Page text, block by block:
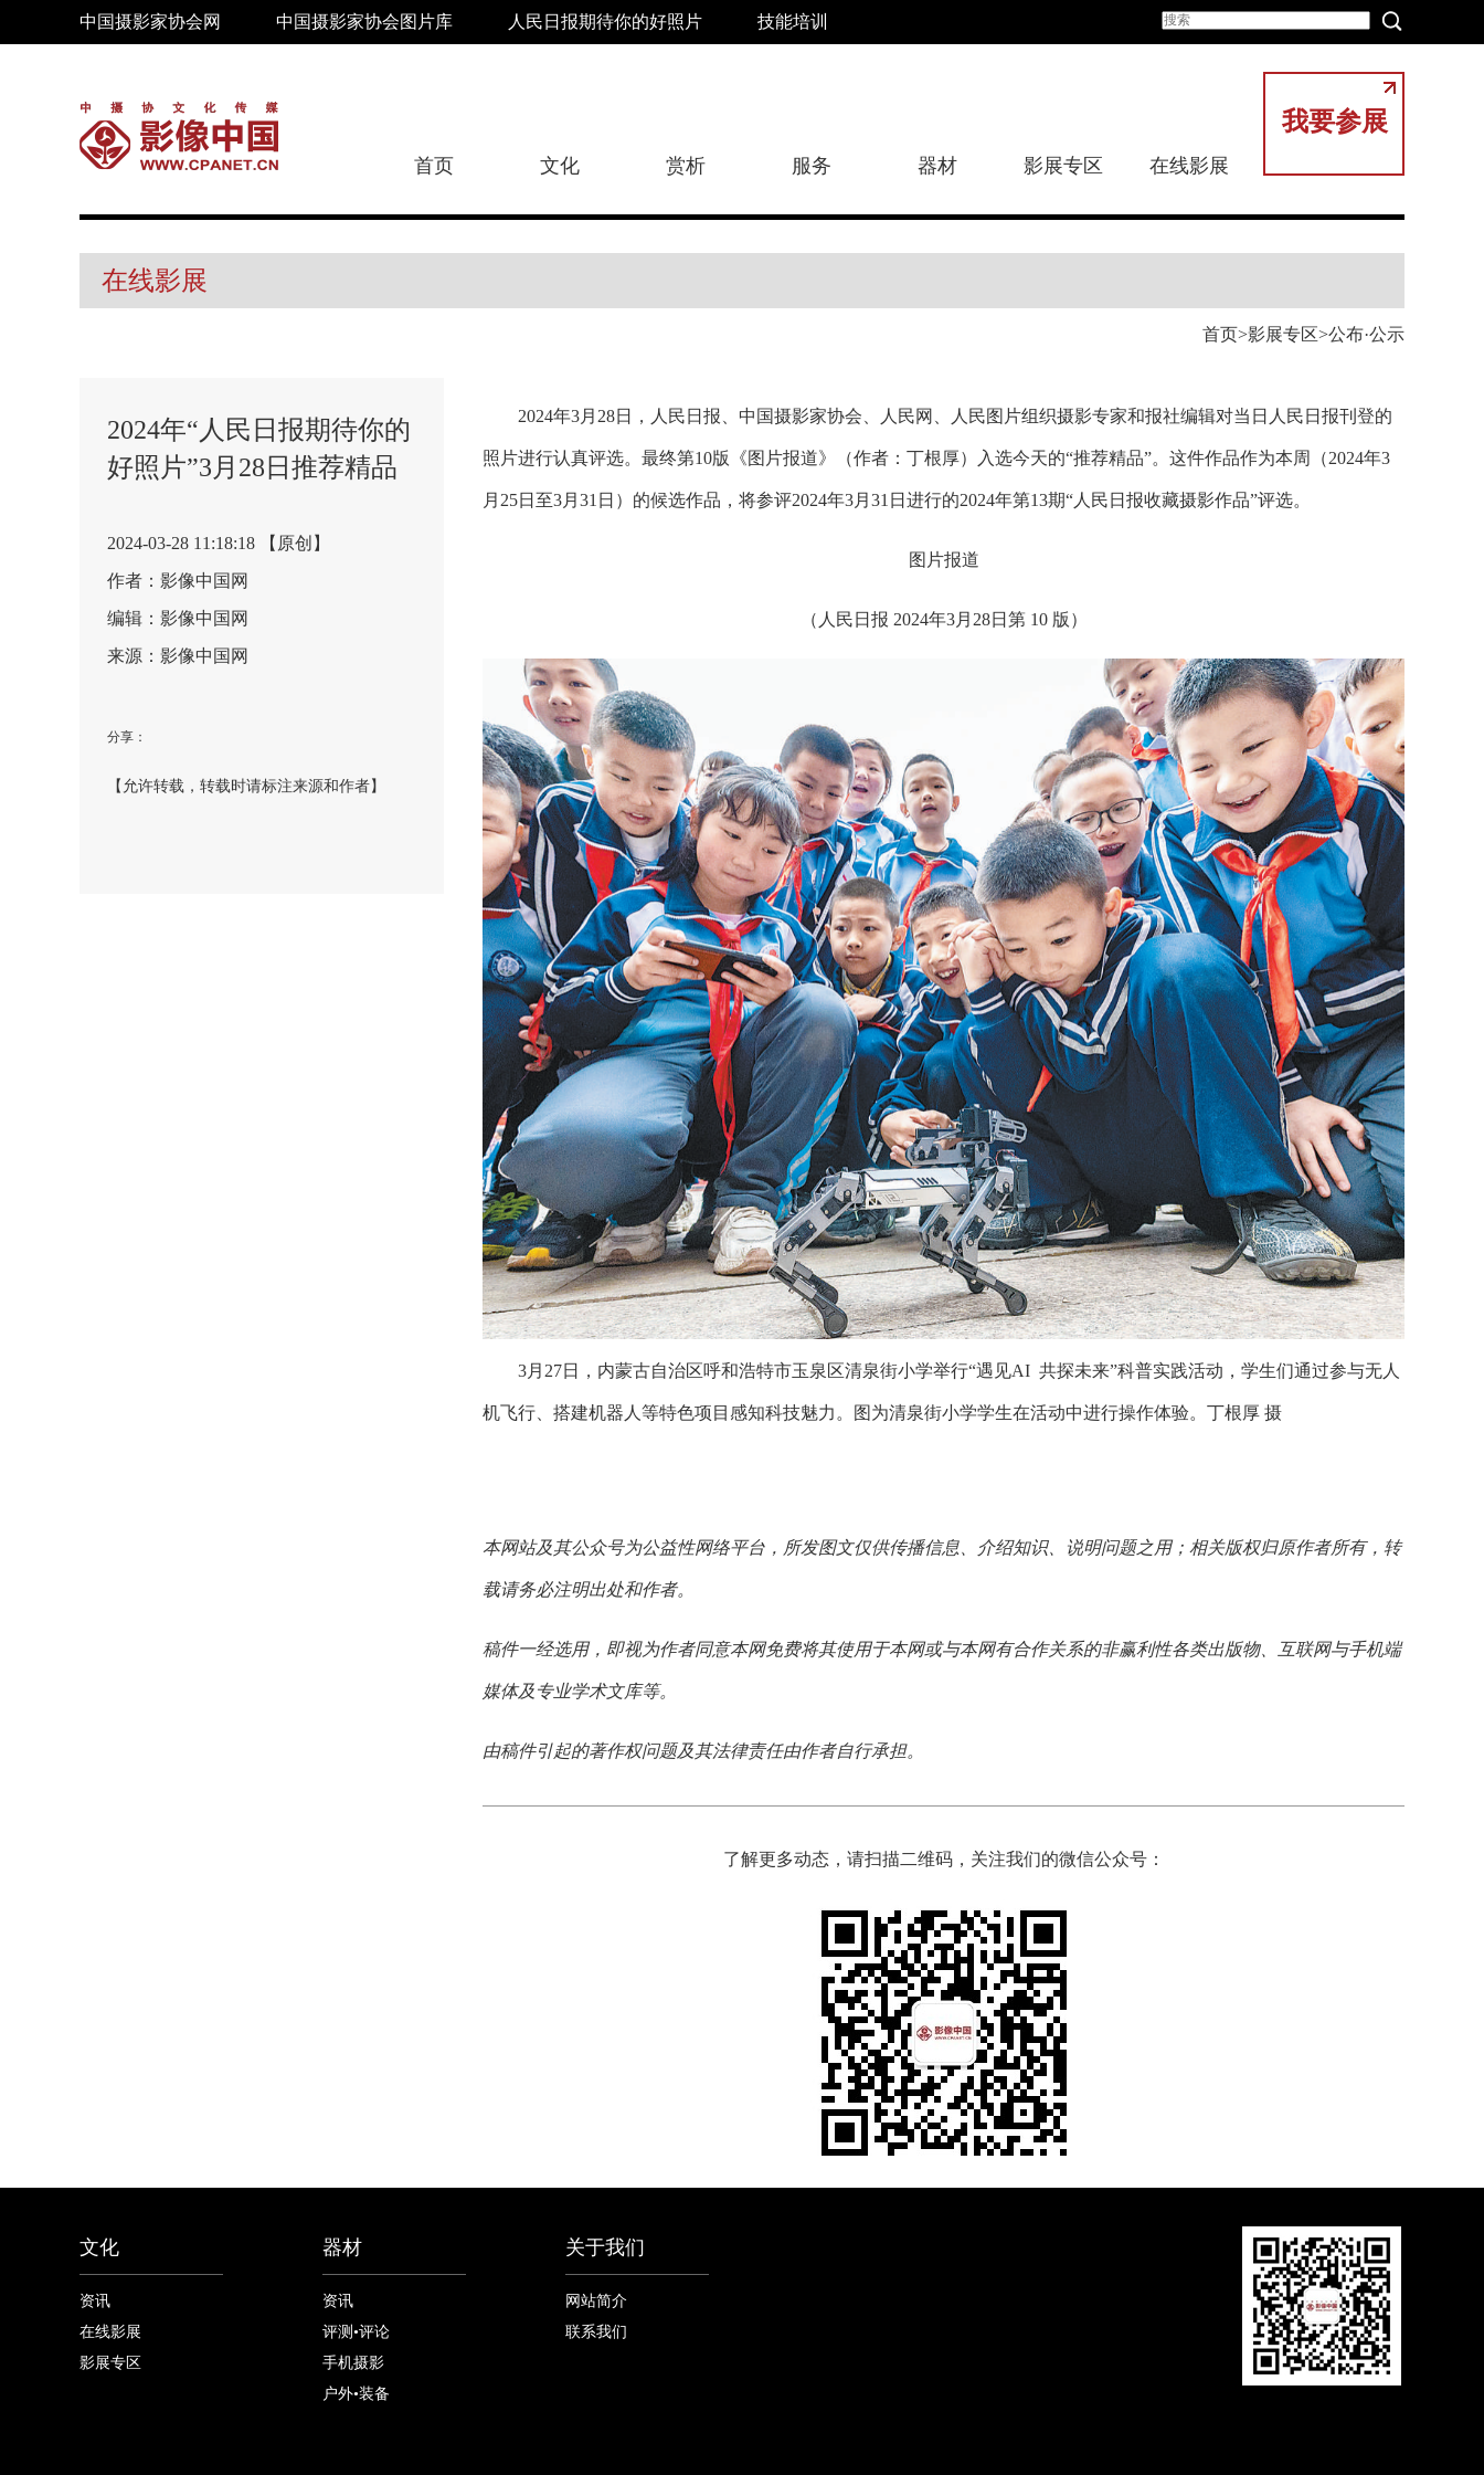
中国摄影家协会网 中国摄影家协会图片库 人民日报期待你的好照片 技能培训
我要参展
首页 文化 赏析 服务 器材 影展专区 在线影展
在线影展
首页 影展专区 公布·公示
2024年“人民日报期待你的
好照片”3月28日推荐精品
2024-03-28 11:18:18 【原创】
作者：影像中国网
编辑：影像中国网
来源：影像中国网
分享：
【允许转载，转载时请标注来源和作者】
2024年3月28日，人民日报、中国摄影家协会、人民网、人民图片组织摄影专家和报社编辑对当日人民日报刊登的
照片进行认真评选。最终第10版《图片报道》（作者：丁根厚）入选今天的“推荐精品”。这件作品作为本周（2024年3
月25日至3月31日）的候选作品，将参评2024年3月31日进行的2024年第13期“人民日报收藏摄影作品”评选。
图片报道
（人民日报 2024年3月28日第 10 版）
3月27日，内蒙古自治区呼和浩特市玉泉区清泉街小学举行“遇见AI 共探未来”科普实践活动，学生们通过参与无人
机飞行、搭建机器人等特色项目感知科技魅力。图为清泉街小学学生在活动中进行操作体验。丁根厚 摄
本网站及其公众号为公益性网络平台，所发图文仅供传播信息、介绍知识、说明问题之用；相关版权归原作者所有，转
载请务必注明出处和作者。
稿件一经选用，即视为作者同意本网免费将其使用于本网或与本网有合作关系的非赢利性各类出版物、互联网与手机端
媒体及专业学术文库等。
由稿件引起的著作权问题及其法律责任由作者自行承担。
了解更多动态，请扫描二维码，关注我们的微信公众号：
文化
资讯
在线影展
影展专区
器材
资讯
评测•评论
手机摄影
户外•装备
关于我们
网站简介
联系我们